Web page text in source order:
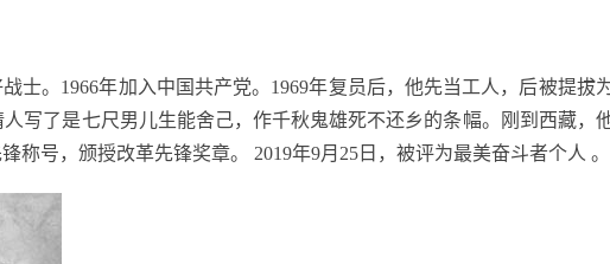
士。 1966年加入中国共产党。 1969年复员后，他先当工人，后被提拔
写了是七尺男儿生能舍己，作千秋鬼雄死不还乡的条幅。刚到西藏，
称号，颁授改革先锋奖章。 2019年9月 25 日，被评为最美奋斗者个人 。